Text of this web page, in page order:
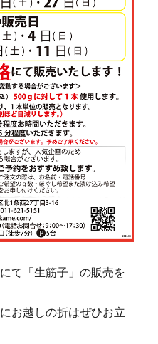
て「生筋子」の販売を
お越しの折はぜひお立